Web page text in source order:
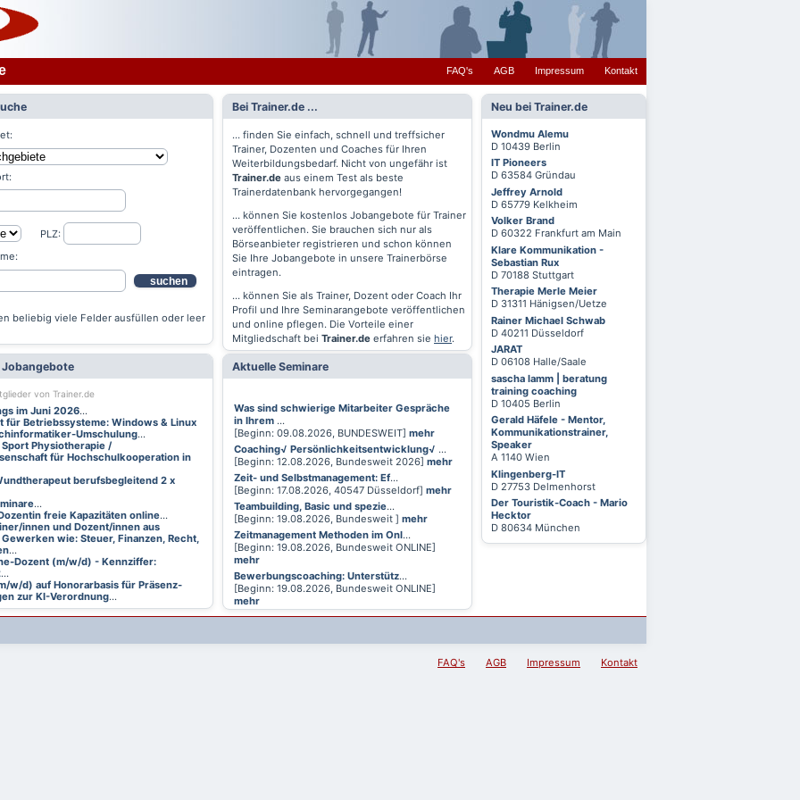
FAQ's AGB Impressum Kontakt
Neu bei Trainer.de
Wondmu Alemu
D 10439 Berlin
IT Pioneers
D 63584 Gründau
Jeffrey Arnold
D 65779 Kelkheim
Volker Brand
D 60322 Frankfurt am Main
Klare Kommunikation -
Sebastian Rux
D 70188 Stuttgart
Therapie Merle Meier
D 31311 Hänigsen/Uetze
Rainer Michael Schwab
D 40211 Düsseldorf
JARAT
D 06108 Halle/Saale
sascha lamm | beratung
training coaching
D 10405 Berlin
Gerald Häfele - Mentor,
Kommunikationstrainer,
Speaker
A 1140 Wien
Klingenberg-IT
D 27753 Delmenhorst
Der Touristik-Coach - Mario
Hecktor
D 80634 München
PLZ:
suchen
beliebig viele Felder ausfüllen oder leer
von Trainer.de
im Juni 2026...
für Betriebssysteme: Windows & Linux
Umschulung...
Physiotherapie /
für Hochschulkooperation in
berufsbegleitend 2 x
...
freie Kapazitäten online...
innen und Dozent/innen aus
wie: Steuer, Finanzen, Recht,
...
Dozent (m/w/d) - Kennziffer:
...
w/d) auf Honorarbasis für Präsenz-
zur KI-Verordnung...
Bei Trainer.de ...
... finden Sie einfach, schnell und treffsicher
Trainer, Dozenten und Coaches für Ihren
Weiterbildungsbedarf. Nicht von ungefähr ist
Trainer.de aus einem Test als beste
Trainerdatenbank hervorgegangen!
... können Sie kostenlos Jobangebote für Trainer
veröffentlichen. Sie brauchen sich nur als
Börseanbieter registrieren und schon können
Sie Ihre Jobangebote in unsere Trainerbörse
eintragen.
... können Sie als Trainer, Dozent oder Coach Ihr
Profil und Ihre Seminarangebote veröffentlichen
und online pflegen. Die Vorteile einer
Mitgliedschaft bei Trainer.de erfahren sie hier.
Aktuelle Seminare
Was sind schwierige Mitarbeiter Gespräche
in Ihrem ...
[Beginn: 09.08.2026, BUNDESWEIT] mehr
Coaching√ Persönlichkeitsentwicklung√ ...
[Beginn: 12.08.2026, Bundesweit 2026] mehr
Zeit- und Selbstmanagement: Ef...
[Beginn: 17.08.2026, 40547 Düsseldorf] mehr
Teambuilding, Basic und spezie...
[Beginn: 19.08.2026, Bundesweit ] mehr
Zeitmanagement Methoden im Onl...
[Beginn: 19.08.2026, Bundesweit ONLINE]
mehr
Bewerbungscoaching: Unterstütz...
[Beginn: 19.08.2026, Bundesweit ONLINE]
mehr
FAQ's AGB Impressum Kontakt